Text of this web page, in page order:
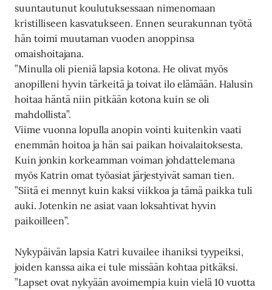
suuntautunut koulutuksessaan nimenomaan
kristilliseen kasvatukseen. Ennen seurakunnan työtä
hän toimi muutaman vuoden anoppinsa
omaishoitajana.
”Minulla oli pieniä lapsia kotona. He olivat myös
anopilleni hyvin tärkeitä ja toivat ilo elämään. Halusin
hoitaa häntä niin pitkään kotona kuin se oli
mahdollista”.
Viime vuonna lopulla anopin vointi kuitenkin vaati
enemmän hoitoa ja hän sai paikan hoivalaitoksesta.
Kuin jonkin korkeamman voiman johdattelemana
myös Katrin omat työasiat järjestyivät saman tien.
”Siitä ei mennyt kuin kaksi viikkoa ja tämä paikka tuli
auki. Jotenkin ne asiat vaan loksahtivat hyvin
paikoilleen”.
Nykypäivän lapsia Katri kuvailee ihaniksi tyypeiksi,
joiden kanssa aika ei tule missään kohtaa pitkäksi.
”Lapset ovat nykyään avoimempia kuin vielä 10 vuotta